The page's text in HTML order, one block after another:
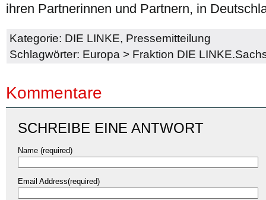
ihren Partnerinnen und Partnern, in
Kategorie: DIE LINKE, Pressemitteilung
Schlagwörter: Europa > Fraktion DIE
Kommentare
SCHREIBE EINE ANTWORT
Name (required)
Email Address(required)